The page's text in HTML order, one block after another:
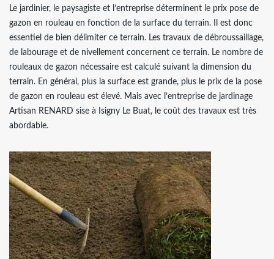
Le jardinier, le paysagiste et l’entreprise déterminent le prix pose de
gazon en rouleau en fonction de la surface du terrain. Il est donc
essentiel de bien délimiter ce terrain. Les travaux de débroussaillage,
de labourage et de nivellement concernent ce terrain. Le nombre de
rouleaux de gazon nécessaire est calculé suivant la dimension du
terrain. En général, plus la surface est grande, plus le prix de la pose
de gazon en rouleau est élevé. Mais avec l’entreprise de jardinage
Artisan RENARD sise à Isigny Le Buat, le coût des travaux est très
abordable.